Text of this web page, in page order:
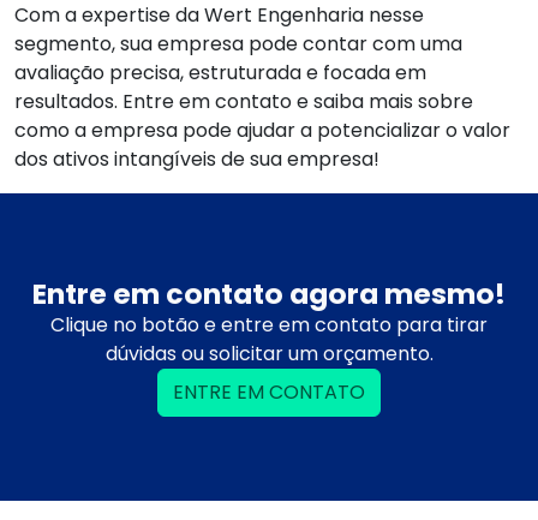
Com a expertise da Wert Engenharia nesse
segmento, sua empresa pode contar com uma
avaliação precisa, estruturada e focada em
resultados. Entre em contato e saiba mais sobre
como a empresa pode ajudar a potencializar o valor
dos ativos intangíveis de sua empresa!
Entre em contato agora mesmo!
Clique no botão e entre em contato para tirar
dúvidas ou solicitar um orçamento.
ENTRE EM CONTATO